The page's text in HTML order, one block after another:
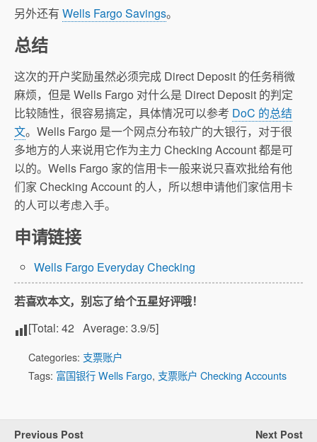
另外还有 Wells Fargo Savings。
总结
这次的开户奖励虽然必须完成 Direct Deposit 的任务稍微
麻烦，但是 Wells Fargo 对什么是 Direct Deposit 的判定
比较随性，很容易搞定，具体情况可以参考 DoC 的总结
文。Wells Fargo 是一个网点分布较广的大银行，对于很
多地方的人来说用它作为主力 Checking Account 都是可
以的。Wells Fargo 家的信用卡一般来说只喜欢批给有他
们家 Checking Account 的人，所以想申请他们家信用卡
的人可以考虑入手。
申请链接
Wells Fargo Everyday Checking
若喜欢本文，别忘了给个五星好评哦！
[Total: 42 Average: 3.9/5]
Categories: 支票账户
Tags: 富国银行 Wells Fargo, 支票账户 Checking Accounts
Previous Post Next Post